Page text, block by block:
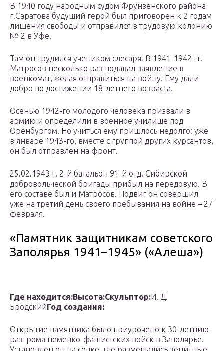
В 1940 году народным судом Фрунзенского района
г.Саратова будущий герой был приговорен к 2 годам
лишения свободы и отправился в трудовую колонию
№ 2 в Уфе.
Там он трудился учеником слесаря. В 1941-1942 гг.
Матросов несколько раз подавал заявление в
военкомат, желая отправиться на войну. Ему дали
добро по достижении 18-летнего возраста.
Осенью 1942-го молодого человека призвали в
армию и определили в военное училище под
Оренбургом. Но учиться ему пришлось недолго: уже
в январе 1943-го, вместе с группой других курсантов,
он был отправлен на фронт.
25.02.1943 г. 2-й батальон 91-й отд. Сибирской
добровольческой бригады прибыл на передовую. В
его составе был и Матросов. Подвиг он совершил
уже на третий день своего пребывания на войне – 27
февраля.
«Памятник защитникам советского
Заполярья 1941–1945» («Алеша»)
Где находится:Высота:Скульптор:И. Д.
БродскийГод создания:
Открытие памятника было приурочено к 30-летнию
разгрома немецко-фашистских войск в Заполярье.